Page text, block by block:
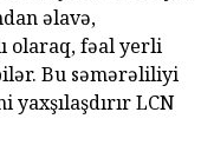
əlavə,
olaraq, fəal yerli
Bu səmərəliliyi
LCN